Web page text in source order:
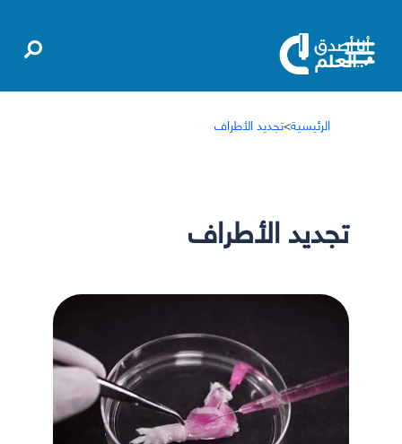
الرئيسية>تجديد الأطراف
تجديد الأطراف